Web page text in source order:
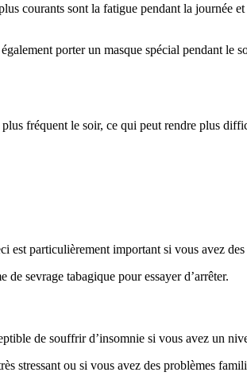
courants sont la fatigue pendant la journée
porter un masque spécial pendant le
fréquent le soir, ce qui peut rendre plus
particulièrement important si vous avez des
sevrage tabagique pour essayer d’arrêter.
de souffrir d’insomnie si vous avez un
stressant ou si vous avez des problèmes